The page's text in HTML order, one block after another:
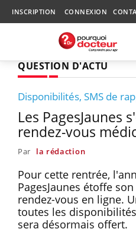
INSCRIPTION CONNEXION
QUESTION D'ACTU
Disponibilités, SMS de
Les PagesJaunes
rendez-vous
Par la rédaction
Pour cette rentrée,
PagesJaunes étoffe
rendez-vous en ligne.
toutes les
sera désormais offert.